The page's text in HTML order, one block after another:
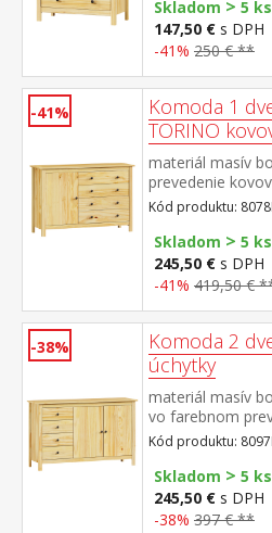
Skladom > 5 ks
147,50 € s DPH
-41% 250 € **
-41%
Komoda 1
TORINO
materiál masív
prevedenie
prevedení
zásuvky s
Kód produktu:
Skladom > 5 ks
245,50 € s DPH
-41% 419,50 €
-38%
Komoda 2
úchytky
materiál masív
vo farebnom
mosadz 4
Kód produktu:
Skladom > 5 ks
245,50 € s DPH
-38% 397 € **